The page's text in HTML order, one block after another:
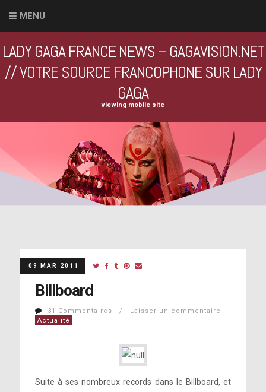
MENU
LADY GAGA FRANCE NEWS – GAGAVISION.NET
// VOTRE SOURCE FRANCOPHONE SUR LADY
GAGA
viewing mobile site
09 MAR 2011
Billboard
31 Commentaires / Laisser un commentaire
Actualité
Suite à ses nombreux records dans le Billboard, et